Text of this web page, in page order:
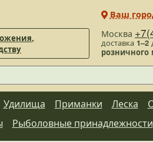
Москва
доставка 1–2
розничного
Ваш
Удилища Приманки Леска
Рыболовные принадлежности